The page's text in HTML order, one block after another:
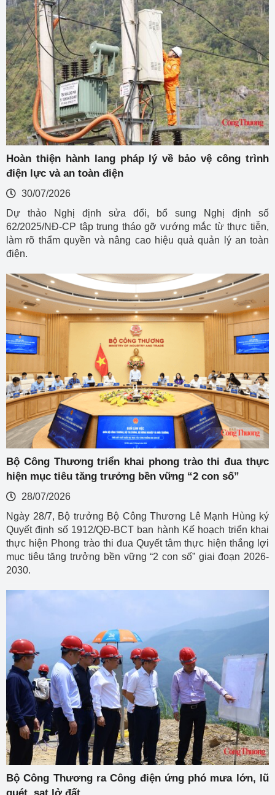
Hoàn thiện hành lang pháp lý về bảo vệ công trình
điện lực và an toàn điện
30/07/2026
Dự thảo Nghị định sửa đổi, bổ sung Nghị định số
62/2025/NĐ-CP tập trung tháo gỡ vướng mắc từ thực tiễn,
làm rõ thẩm quyền và nâng cao hiệu quả quản lý an toàn
điện.
Bộ Công Thương triển khai phong trào thi đua thực
hiện mục tiêu tăng trưởng bền vững “2 con số”
28/07/2026
Ngày 28/7, Bộ trưởng Bộ Công Thương Lê Mạnh Hùng ký
Quyết định số 1912/QĐ-BCT ban hành Kế hoạch triển khai
thực hiện Phong trào thi đua Quyết tâm thực hiện thắng lợi
mục tiêu tăng trưởng bền vững “2 con số” giai đoạn 2026-
2030.
Bộ Công Thương ra Công điện ứng phó mưa lớn, lũ